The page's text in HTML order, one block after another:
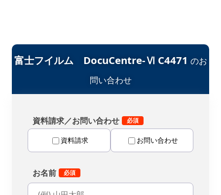
富士フイルム DocuCentre-Ⅵ C4471 のお
問い合わせ
資料請求／お問い合わせ
資料請求 お問い合わせ
お名前